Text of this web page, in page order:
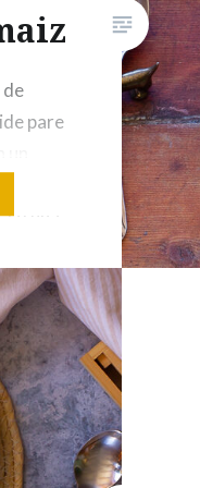
pare
o una
de
pollo1
1